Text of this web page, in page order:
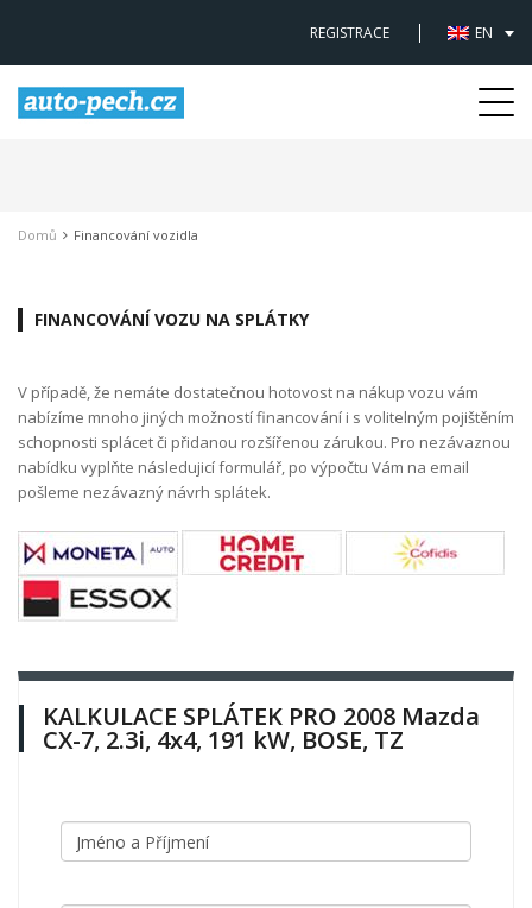
REGISTRACE EN
Domů Financování vozidla
FINANCOVÁNÍ VOZU NA SPLÁTKY
V případě, že nemáte dostatečnou hotovost na nákup vozu vám
nabízíme mnoho jiných možností financování i s volitelným pojištěním
schopnosti splácet či přidanou rozšířenou zárukou. Pro nezávaznou
nabídku vyplňte následujicí formulář, po výpočtu Vám na email
pošleme nezávazný návrh splátek.
KALKULACE SPLÁTEK PRO 2008 Mazda
CX-7, 2.3i, 4x4, 191 kW, BOSE, TZ